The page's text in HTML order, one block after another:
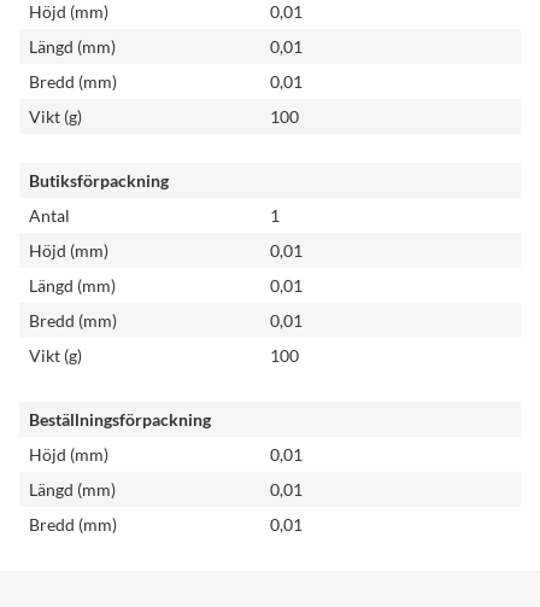
Höjd (mm)
0,01
Längd (mm)
0,01
Bredd (mm)
0,01
Vikt (g)
100
Butiksförpackning
Antal
1
Höjd (mm)
0,01
Längd (mm)
0,01
Bredd (mm)
0,01
Vikt (g)
100
Beställningsförpackning
Höjd (mm)
0,01
Längd (mm)
0,01
Bredd (mm)
0,01